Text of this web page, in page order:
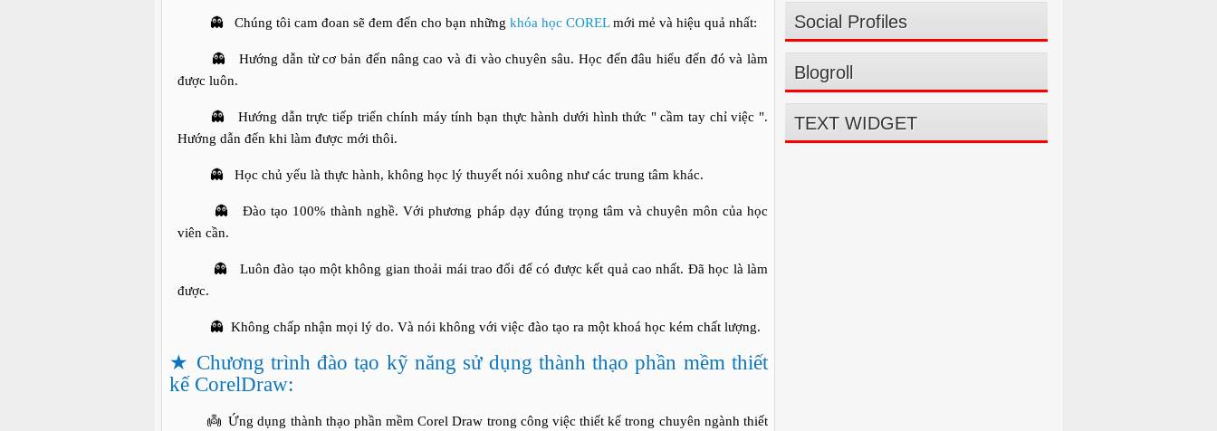
👻 Chúng tôi cam đoan sẽ đem đến cho bạn nhữngkhóa học CORELmới mẻ và hiệu quả nhất:
👻 Hướng dẫn từ cơ bản đến nâng cao và đi vào chuyên sâu. Học đến đâu hiểu đến đó và làm
được luôn.
👻 Hướng dẫn trực tiếp triển chính máy tính bạn thực hành dưới hình thức " cầm tay chỉ việc ".
Hướng dẫn đến khi làm được mới thôi.
👻 Học chủ yếu là thực hành, không học lý thuyết nói xuông như các trung tâm khác.
👻 Đào tạo 100% thành nghề. Với phương pháp dạy đúng trọng tâm và chuyên môn của học
viên cần.
👻 Luôn đào tạo một không gian thoải mái trao đổi để có được kết quả cao nhất. Đã học là làm
được.
👻 Không chấp nhận mọi lý do. Và nói không với việc đào tạo ra một khoá học kém chất lượng.
★ Chương trình đào tạo kỹ năng sử dụng thành thạo phần mềm thiết
kế CorelDraw:
👼 Ứng dụng thành thạo phần mềm Corel Draw trong công việc thiết kế trong chuyên ngành thiết
Social Profiles
Blogroll
TEXT WIDGET